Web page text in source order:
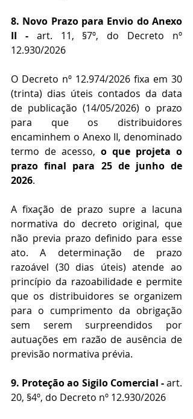
8. Novo Prazo para Envio do Anexo
II - art. 11, §7º, do Decreto nº
12.930/2026
O Decreto nº 12.974/2026 fixa em 30
(trinta) dias úteis contados da data
de publicação (14/05/2026) o prazo
para que os distribuidores
encaminhem o Anexo II, denominado
termo de acesso, o que projeta o
prazo final para 25 de junho de
2026.
A fixação de prazo supre a lacuna
normativa do decreto original, que
não previa prazo definido para esse
ato. A determinação de prazo
razoável (30 dias úteis) atende ao
princípio da razoabilidade e permite
que os distribuidores se organizem
para o cumprimento da obrigação
sem serem surpreendidos por
autuações em razão de ausência de
previsão normativa prévia.
9. Proteção ao Sigilo Comercial - art.
20, §4º, do Decreto nº 12.930/2026